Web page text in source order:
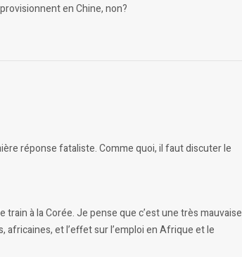
en Chine, non?
réponse fataliste. Comme quoi, il faut discuter le
à la Corée. Je pense que c’est une très mauvaise
et l’effet sur l’emploi en Afrique et le